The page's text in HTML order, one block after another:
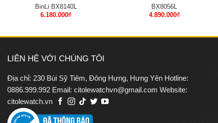
BinLi BX8140L
6.180.000₫
BX8056L
4.890.000₫
LIÊN HỆ VỚI CHÚNG TÔI
Địa chỉ: 230 Bùi Sỹ Tiêm, Đông Hưng, Hưng Yên Hotline:
0886.999.992 Email: citolewatchvn@gmail.com Website:
citolewatch.vn